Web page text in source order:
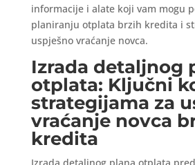
informacije i alate koji vam mogu
planiranju otplata brzih kredita i
uspješno vraćanje novca.
Izrada detaljnog
otplata: Ključni
strategijama za
vraćanje novca
kredita